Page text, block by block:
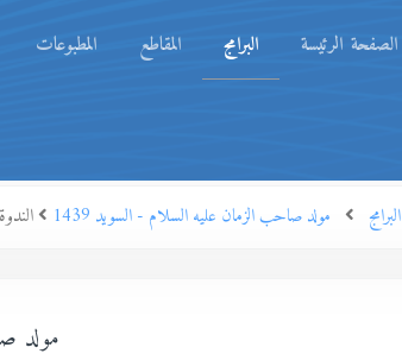
الصفحة الرئيسة البرامج المقاطع المطبوعات
البرامج مولد صاحب الزمان عليه السلام - السويد 1439
مولد